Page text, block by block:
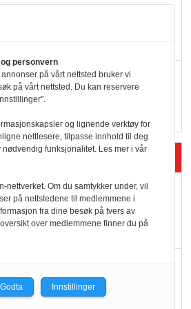
passerte 1 milliard i
i 2025
norske
Trues av
Økologisk Norge sin
personvern
på vårt nettsted bruker vi
på vårt nettsted. Du kan reservere
og lignende verktøy for
nettlesere, tilpasse innhold til deg
funksjonalitet. Les mer i vår
nettverket. Om du samtykker under, vil
på nettstedene til medlemmene i
fra dine besøk på tvers av
over medlemmene finner du på
Godta Innstillinger